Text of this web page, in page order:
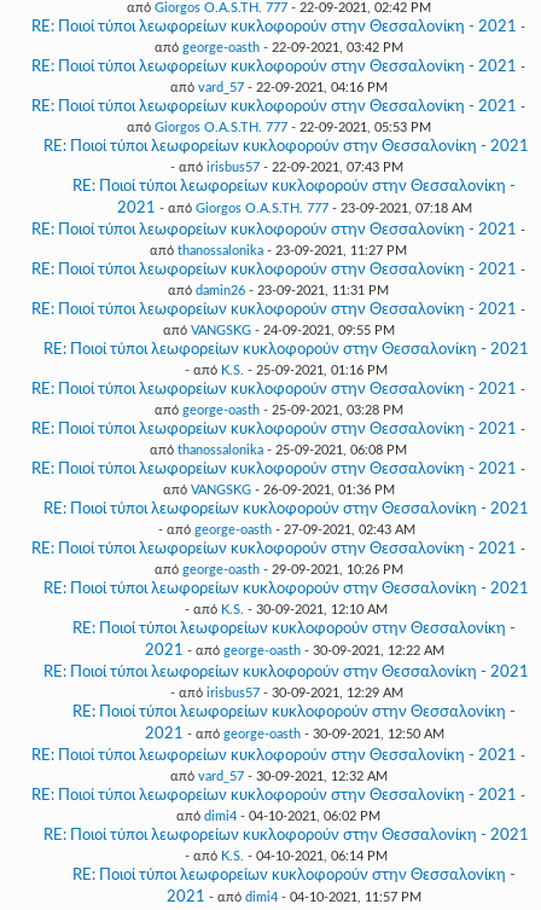
από Giorgos O.A.S.TH. 777- 22-09-2021, 02:42 PM
RE: Ποιοί τύποι λεωφορείων κυκλοφορούν στην Θεσσαλονίκη - 2021 -
από george-oasth- 22-09-2021, 03:42 PM
RE: Ποιοί τύποι λεωφορείων κυκλοφορούν στην Θεσσαλονίκη - 2021 -
από vard_57- 22-09-2021, 04:16 PM
RE: Ποιοί τύποι λεωφορείων κυκλοφορούν στην Θεσσαλονίκη - 2021 -
από Giorgos O.A.S.TH. 777- 22-09-2021, 05:53 PM
RE: Ποιοί τύποι λεωφορείων κυκλοφορούν στην Θεσσαλονίκη - 2021
- από irisbus57- 22-09-2021, 07:43 PM
RE: Ποιοί τύποι λεωφορείων κυκλοφορούν στην Θεσσαλονίκη -
2021 - από Giorgos O.A.S.TH. 777- 23-09-2021, 07:18 AM
RE: Ποιοί τύποι λεωφορείων κυκλοφορούν στην Θεσσαλονίκη - 2021 -
από thanossalonika - 23-09-2021, 11:27 PM
RE: Ποιοί τύποι λεωφορείων κυκλοφορούν στην Θεσσαλονίκη - 2021 -
από damin26 - 23-09-2021, 11:31 PM
RE: Ποιοί τύποι λεωφορείων κυκλοφορούν στην Θεσσαλονίκη - 2021 -
από VANGSKG- 24-09-2021, 09:55 PM
RE: Ποιοί τύποι λεωφορείων κυκλοφορούν στην Θεσσαλονίκη - 2021
- από K.S. - 25-09-2021, 01:16 PM
RE: Ποιοί τύποι λεωφορείων κυκλοφορούν στην Θεσσαλονίκη - 2021 -
από george-oasth- 25-09-2021, 03:28 PM
RE: Ποιοί τύποι λεωφορείων κυκλοφορούν στην Θεσσαλονίκη - 2021 -
από thanossalonika - 25-09-2021, 06:08 PM
RE: Ποιοί τύποι λεωφορείων κυκλοφορούν στην Θεσσαλονίκη - 2021 -
από VANGSKG- 26-09-2021, 01:36 PM
RE: Ποιοί τύποι λεωφορείων κυκλοφορούν στην Θεσσαλονίκη - 2021
- από george-oasth- 27-09-2021, 02:43 AM
RE: Ποιοί τύποι λεωφορείων κυκλοφορούν στην Θεσσαλονίκη - 2021 -
από george-oasth- 29-09-2021, 10:26 PM
RE: Ποιοί τύποι λεωφορείων κυκλοφορούν στην Θεσσαλονίκη - 2021
- από K.S. - 30-09-2021, 12:10 AM
RE: Ποιοί τύποι λεωφορείων κυκλοφορούν στην Θεσσαλονίκη -
2021 - από george-oasth- 30-09-2021, 12:22 AM
RE: Ποιοί τύποι λεωφορείων κυκλοφορούν στην Θεσσαλονίκη - 2021
- από irisbus57- 30-09-2021, 12:29 AM
RE: Ποιοί τύποι λεωφορείων κυκλοφορούν στην Θεσσαλονίκη -
2021 - από george-oasth- 30-09-2021, 12:50 AM
RE: Ποιοί τύποι λεωφορείων κυκλοφορούν στην Θεσσαλονίκη - 2021 -
από vard_57- 30-09-2021, 12:32 AM
RE: Ποιοί τύποι λεωφορείων κυκλοφορούν στην Θεσσαλονίκη - 2021 -
από dimi4 - 04-10-2021, 06:02 PM
RE: Ποιοί τύποι λεωφορείων κυκλοφορούν στην Θεσσαλονίκη - 2021
- από K.S. - 04-10-2021, 06:14 PM
RE: Ποιοί τύποι λεωφορείων κυκλοφορούν στην Θεσσαλονίκη -
2021 - από dimi4 - 04-10-2021, 11:57 PM